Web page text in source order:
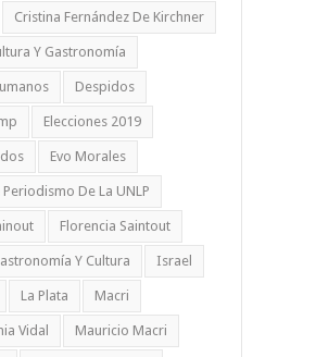
Cristina Fernández De Kirchner
Y Gastronomía
Despidos
Elecciones 2019
Evo Morales
De La UNLP
Florencia Saintout
Y Cultura Israel
La Plata Macri
Vidal Mauricio Macri